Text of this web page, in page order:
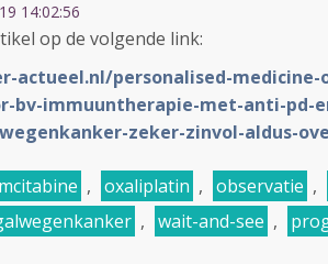
14:02:56
op de volgende link:
actueel.nl/personalised-medicine-
bv-immuuntherapie-met-anti-pd-
zeker-zinvol-aldus-
, oxaliplatin , observatie ,
, wait-and-see ,